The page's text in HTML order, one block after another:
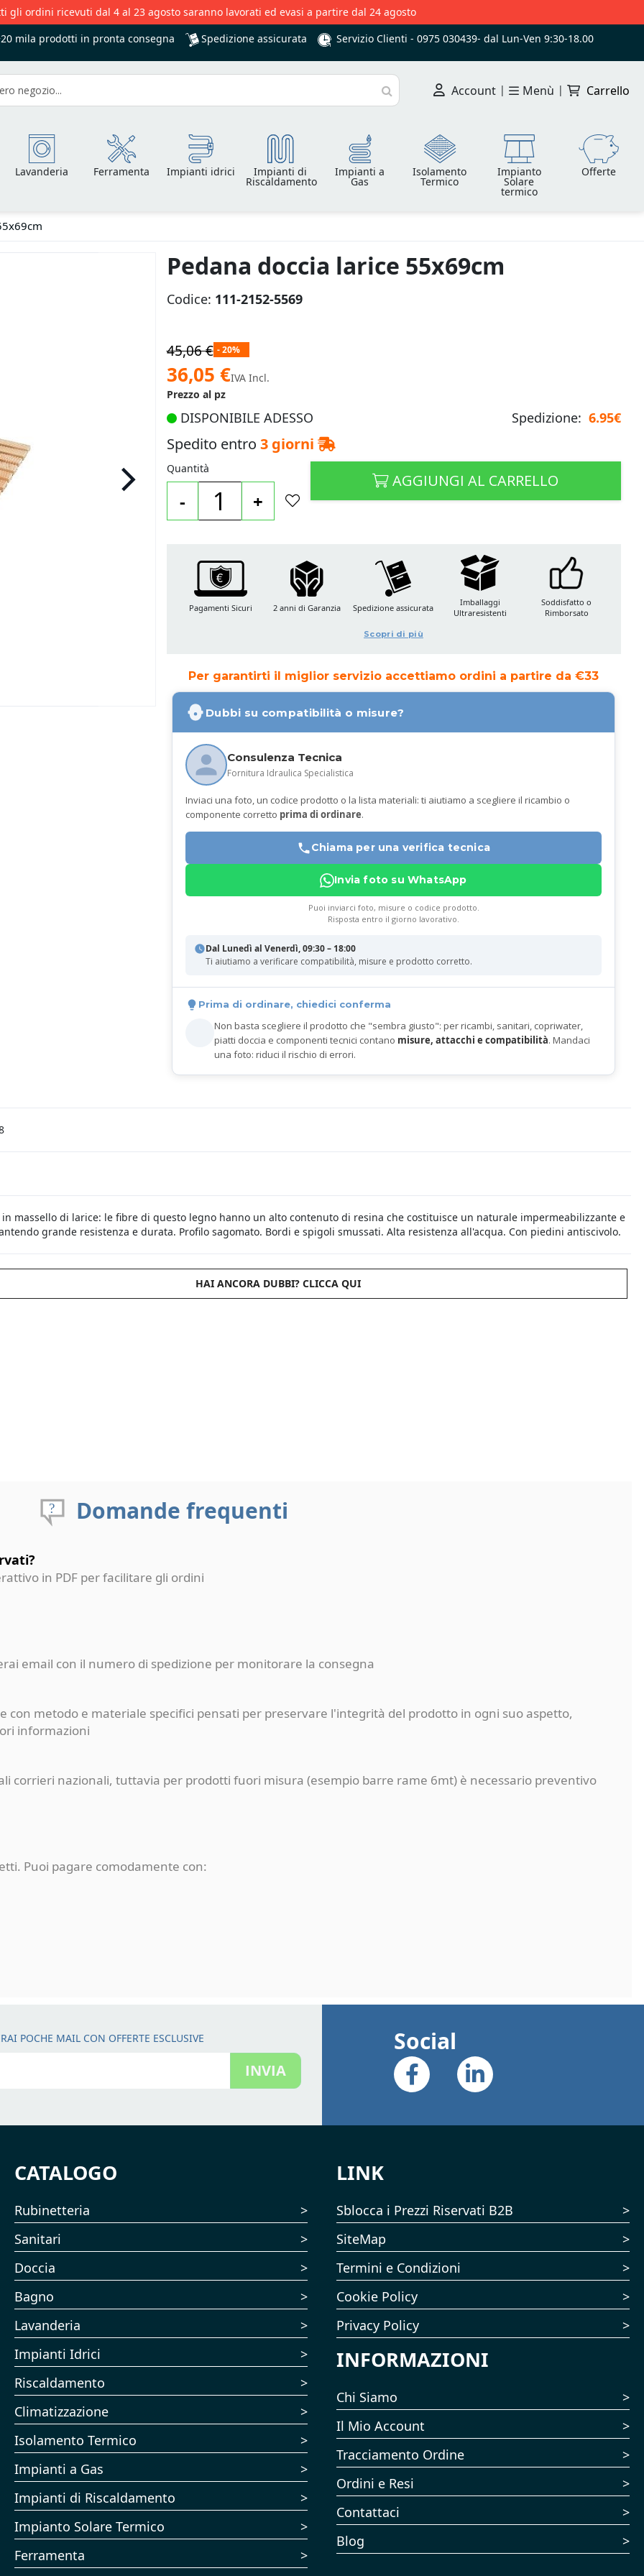
gli ordini ricevuti dal 4 al 23 agosto saranno lavorati ed evasi a partire dal 24 agosto
mila prodotti in pronta consegna Spedizione assicurata Servizio Clienti - 0975 030439- dal Lun-Ven 9:30-18.00
Cerca
Account | Menù | Carrello
Lavanderia Ferramenta Impianti idrici Impianti di
Riscaldamento
Impianti a
Gas
Isolamento
Termico
Impianto
Solare
termico
Offerte
Pedana doccia larice 55x69cm
Codice: 111-2152-5569
45,06 € - 20%
Prezzo
speciale
36,05 €IVA Incl.
Prezzo al pz
DISPONIBILE ADESSO Spedizione: 6.95€
Spedito entro 3 giorni
Quantità
- +
AGGIUNGI AL CARRELLO
Per garantirti il miglior servizio accettiamo ordini a partire da €33
Dubbi su compatibilità o misure?
Consulenza Tecnica
Fornitura Idraulica Specialistica
Inviaci una foto, un codice prodotto o la lista materiali: ti aiutiamo a scegliere il ricambio o
componente corretto prima di ordinare.
Chiama per una verifica tecnica
Invia foto su WhatsApp
Puoi inviarci foto, misure o codice prodotto.
Risposta entro il giorno lavorativo.
Dal Lunedì al Venerdì, 09:30 – 18:00
Ti aiutiamo a verificare compatibilità, misure e prodotto corretto.
Prima di ordinare, chiedici conferma
Non basta scegliere il prodotto che "sembra giusto": per ricambi, sanitari, copriwater,
piatti doccia e componenti tecnici contano misure, attacchi e compatibilità. Mandaci
una foto: riduci il rischio di errori.
Pagamenti Sicuri 2 anni di Garanzia Spedizione assicurata
Imballaggi
Ultraresistenti
Soddisfatto o
Rimborsato
Scopri di più
in massello di larice: le fibre di questo legno hanno un alto contenuto di resina che costituisce un naturale impermeabilizzante e
grande resistenza e durata. Profilo sagomato. Bordi e spigoli smussati. Alta resistenza all'acqua. Con piedini antiscivolo.
HAI ANCORA DUBBI? CLICCA QUI
Domande frequenti
in PDF per facilitare gli ordini
email con il numero di spedizione per monitorare la consegna
con metodo e materiale specifici pensati per preservare l'integrità del prodotto in ogni suo aspetto,
informazioni
corrieri nazionali, tuttavia per prodotti fuori misura (esempio barre rame 6mt) è necessario preventivo
Puoi pagare comodamente con:
POCHE MAIL CON OFFERTE ESCLUSIVE
INVIA
Social
CATALOGO
Rubinetteria
Sanitari
Doccia
Bagno
Lavanderia
Impianti Idrici
Riscaldamento
Climatizzazione
Isolamento Termico
Impianti a Gas
Impianti di Riscaldamento
Impianto Solare Termico
Ferramenta
LINK
Sblocca i Prezzi Riservati B2B
SiteMap
Termini e Condizioni
Cookie Policy
Privacy Policy
INFORMAZIONI
Chi Siamo
Il Mio Account
Tracciamento Ordine
Ordini e Resi
Contattaci
Blog